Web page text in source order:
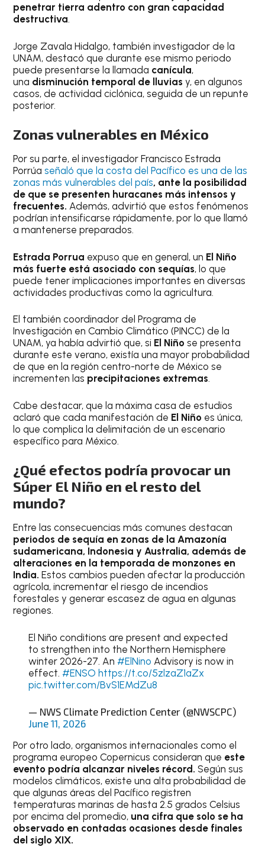
penetrar tierra adentro con gran capacidad
destructiva.
Jorge Zavala Hidalgo, también investigador de la
UNAM, destacó que durante ese mismo periodo
puede presentarse la llamada canícula,
una disminución temporal de lluvias y, en algunos
casos, de actividad ciclónica, seguida de un repunte
posterior.
Zonas vulnerables en México
Por su parte, el investigador Francisco Estrada
Porrúaseñaló que la costa del Pacífico es una de las
zonas más vulnerables del país, ante la posibilidad
de que se presenten huracanes más intensos y
frecuentes. Además, advirtió que estos fenómenos
podrían intensificarse rápidamente, por lo que llamó
a mantenerse preparados.
Estrada Porrua expuso que en general, un El Niño
más fuerte está asociado con sequías, lo que
puede tener implicaciones importantes en diversas
actividades productivas como la agricultura.
El también coordinador del Programa de
Investigación en Cambio Climático (PINCC) de la
UNAM, ya había advirtió que, si El Niño se presenta
durante este verano, existía una mayor probabilidad
de que en la región centro-norte de México se
incrementen las precipitaciones extremas.
Cabe destacar, que la máxima casa de estudios
aclaró que cada manifestación de El Niño es única,
lo que complica la delimitación de un escenario
específico para México.
¿Qué efectos podría provocar un
Súper El Niño en el resto del
mundo?
Entre las consecuencias más comunes destacan
periodos de sequía en zonas de la Amazonía
sudamericana, Indonesia y Australia, además de
alteraciones en la temporada de monzones en
India. Estos cambios pueden afectar la producción
agrícola, incrementar el riesgo de incendios
forestales y generar escasez de agua en algunas
regiones.
El Niño conditions are present and expected
to strengthen into the Northern Hemisphere
winter 2026-27. An #ElNino Advisory is now in
effect. #ENSO https://t.co/5zlzaZ1aZx
pic.twitter.com/BvS1EMdZu8
— NWS Climate Prediction Center (@NWSCPC)
June 11, 2026
Por otro lado, organismos internacionales como el
programa europeo Copernicus consideran que este
evento podría alcanzar niveles récord.Según sus
modelos climáticos, existe una alta probabilidad de
que algunas áreas del Pacífico registren
temperaturas marinas de hasta 2.5 grados Celsius
por encima del promedio, una cifra que solo se ha
observado en contadas ocasiones desde finales
del siglo XIX.